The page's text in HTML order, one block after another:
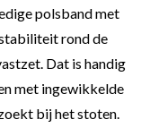
polsband met
rond de
Dat is handig
met ingewikkelde
bij het stoten.